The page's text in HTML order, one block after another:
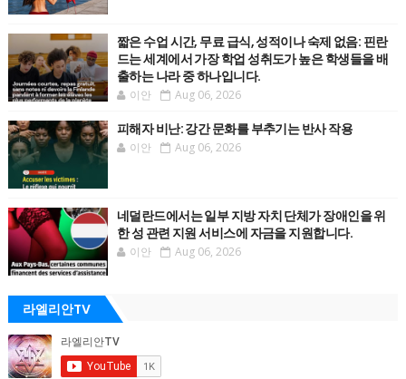
짧은 수업 시간, 무료 급식, 성적이나 숙제 없음: 핀란
드는 세계에서 가장 학업 성취도가 높은 학생들을 배
출하는 나라 중 하나입니다.
이안 Aug 06, 2026
피해자 비난: 강간 문화를 부추기는 반사 작용
이안 Aug 06, 2026
네덜란드에서는 일부 지방 자치 단체가 장애인을 위
한 성 관련 지원 서비스에 자금을 지원합니다.
이안 Aug 06, 2026
라엘리안TV